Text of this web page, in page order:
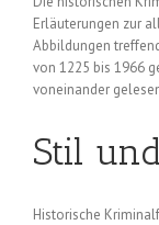
Erläuterungen zur
Abbildungen
von 1225 bis 1966
voneinander
Stil
Historische